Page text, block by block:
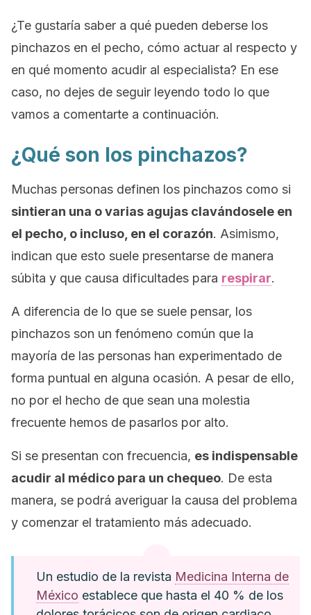
¿Te gustaría saber a qué pueden deberse los
pinchazos en el pecho, cómo actuar al respecto y
en qué momento acudir al especialista? En ese
caso, no dejes de seguir leyendo todo lo que
vamos a comentarte a continuación.
¿Qué son los pinchazos?
Muchas personas definen los pinchazos como si
sintieran una o varias agujas clavándosele en
el pecho, o incluso, en el corazón. Asimismo,
indican que esto suele presentarse de manera
súbita y que causa dificultades para respirar.
A diferencia de lo que se suele pensar, los
pinchazos son un fenómeno común que la
mayoría de las personas han experimentado de
forma puntual en alguna ocasión. A pesar de ello,
no por el hecho de que sean una molestia
frecuente hemos de pasarlos por alto.
Si se presentan con frecuencia, es indispensable
acudir al médico para un chequeo. De esta
manera, se podrá averiguar la causa del problema
y comenzar el tratamiento más adecuado.
Un estudio de la revista Medicina Interna de
México establece que hasta el 40 % de los